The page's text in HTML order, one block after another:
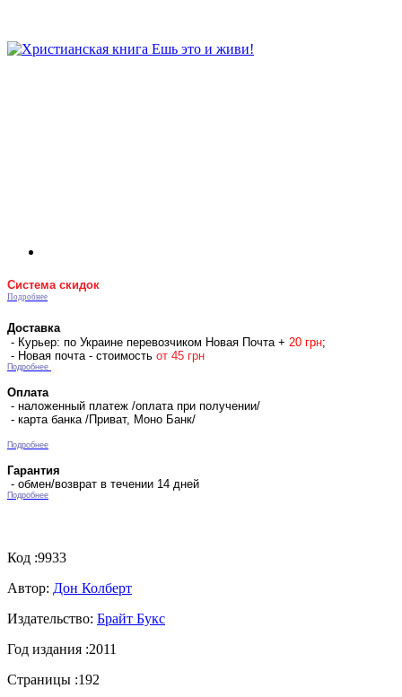
Система скидок
Подробнее
Доставка
- Курьер: по Украине перевозчиком Новая Почта + 20 грн;
- Новая почта - стоимость от 45 грн
Подробнее
Оплата
- наложенный платеж /оплата при получении/
- карта банка /Приват, Моно Банк/
Подробнее
Гарантия
- обмен/возврат в течении 14 дней
Подробнее
Код :9933
Автор: Дон Колберт
Издательство: Брайт Букс
Год издания :2011
Страницы :192